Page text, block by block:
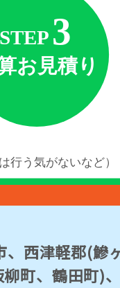
西津軽郡(鰺
町、鶴田町)